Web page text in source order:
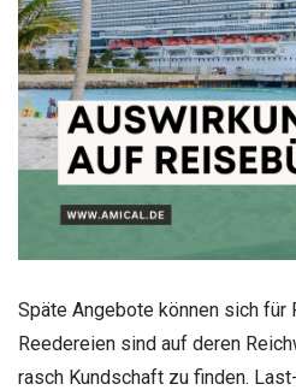
Späte Angebote können sich für
Reedereien sind auf deren
rasch Kundschaft zu finden.